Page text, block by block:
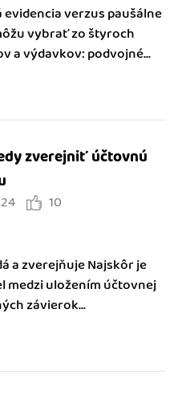
verzus paušálne
vybrať zo štyroch
a výdavkov: podvojné...
zverejniť účtovnú
10
a zverejňuje Najskôr je
uložením účtovnej
závierok...